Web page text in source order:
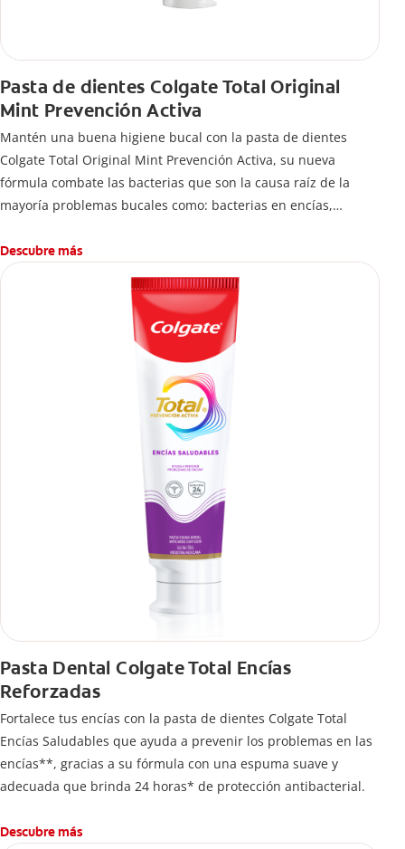
Pasta de dientes Colgate Total Original
Mint Prevención Activa
Mantén una buena higiene bucal con la pasta de dientes
Colgate Total Original Mint Prevención Activa, su nueva
fórmula combate las bacterias que son la causa raíz de la
mayoría problemas bucales como: bacterias en encías,
caries.
Descubre más
Pasta Dental Colgate Total Encías
Reforzadas
Fortalece tus encías con la pasta de dientes Colgate Total
Encías Saludables que ayuda a prevenir los problemas en las
encías**, gracias a su fórmula con una espuma suave y
adecuada que brinda 24 horas* de protección antibacterial.
Descubre más